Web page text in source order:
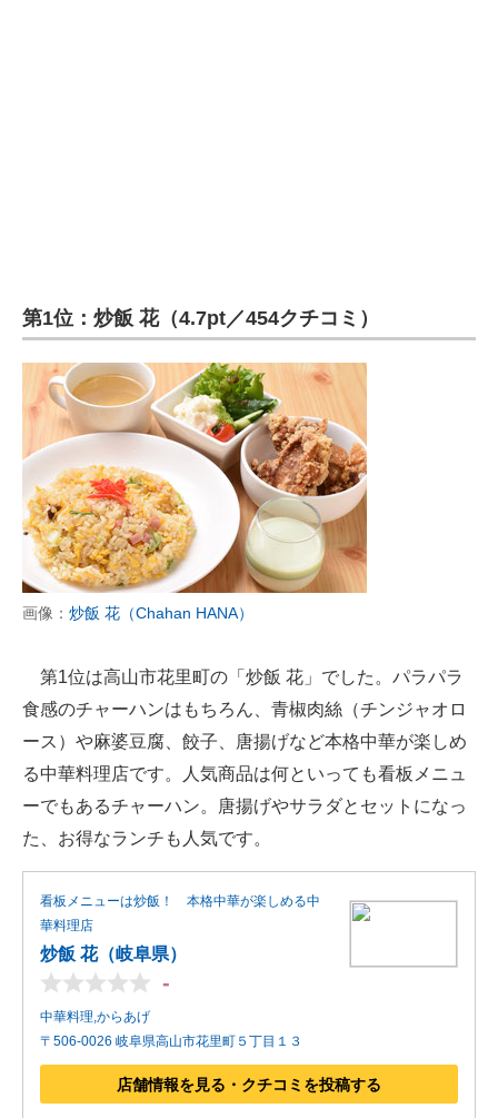
第1位：炒飯 花（4.7pt／454クチコミ）
画像： 炒飯 花（Chahan HANA）
第1位は高山市花里町の「炒飯 花」でした。パラパラ
食感のチャーハンはもちろん、青椒肉絲（チンジャオロ
ース）や麻婆豆腐、餃子、唐揚げなど本格中華が楽しめ
る中華料理店です。人気商品は何といっても看板メニュ
ーでもあるチャーハン。唐揚げやサラダとセットになっ
た、お得なランチも人気です。
看板メニューは炒飯！ 本格中華が楽しめる中
華料理店
炒飯 花（岐阜県）
-
中華料理,からあげ
〒506-0026 岐阜県高山市花里町５丁目１３
店舗情報を見る・クチコミを投稿する